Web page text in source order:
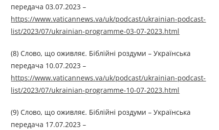
передача 03.07.2023 –
https://www.vaticannews.va/uk/podcast/ukrainian-podcast-
list/2023/07/ukrainian-programme-03-07-2023.html
(8) Слово, що оживляє. Біблійні роздуми – Українська
передача 10.07.2023 –
https://www.vaticannews.va/uk/podcast/ukrainian-podcast-
list/2023/07/ukrainian-programme-10-07-2023.html
(9) Слово, що оживляє. Біблійні роздуми – Українська
передача 17.07.2023 –